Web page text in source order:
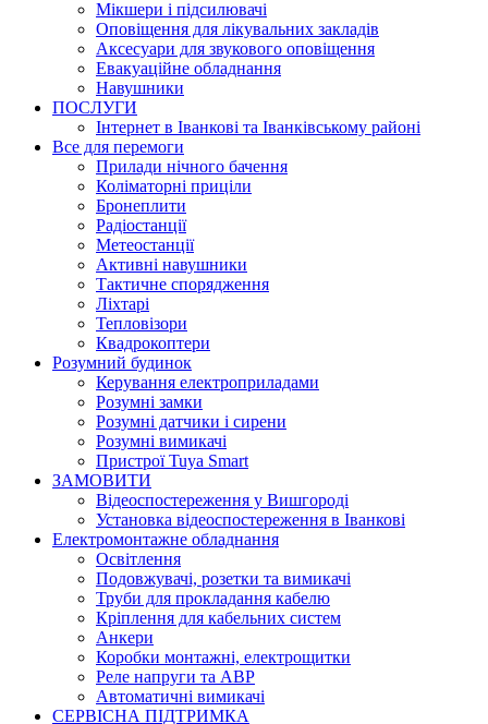
Мікшери і підсилювачі
Оповіщення для лікувальних закладів
Аксесуари для звукового оповіщення
Евакуаційне обладнання
Навушники
ПОСЛУГИ
Інтернет в Іванкові та Іванківському районі
Все для перемоги
Прилади нічного бачення
Коліматорні приціли
Бронеплити
Радіостанції
Метеостанції
Активні навушники
Тактичне спорядження
Ліхтарі
Тепловізори
Квадрокоптери
Розумний будинок
Керування електроприладами
Розумні замки
Розумні датчики і сирени
Розумні вимикачі
Пристрої Tuya Smart
ЗАМОВИТИ
Відеоспостереження у Вишгороді
Установка відеоспостереження в Іванкові
Електромонтажне обладнання
Освітлення
Подовжувачі, розетки та вимикачі
Труби для прокладання кабелю
Кріплення для кабельних систем
Анкери
Коробки монтажні, електрощитки
Реле напруги та АВР
Автоматичні вимикачі
СЕРВІСНА ПІДТРИМКА